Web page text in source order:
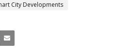
City Developments